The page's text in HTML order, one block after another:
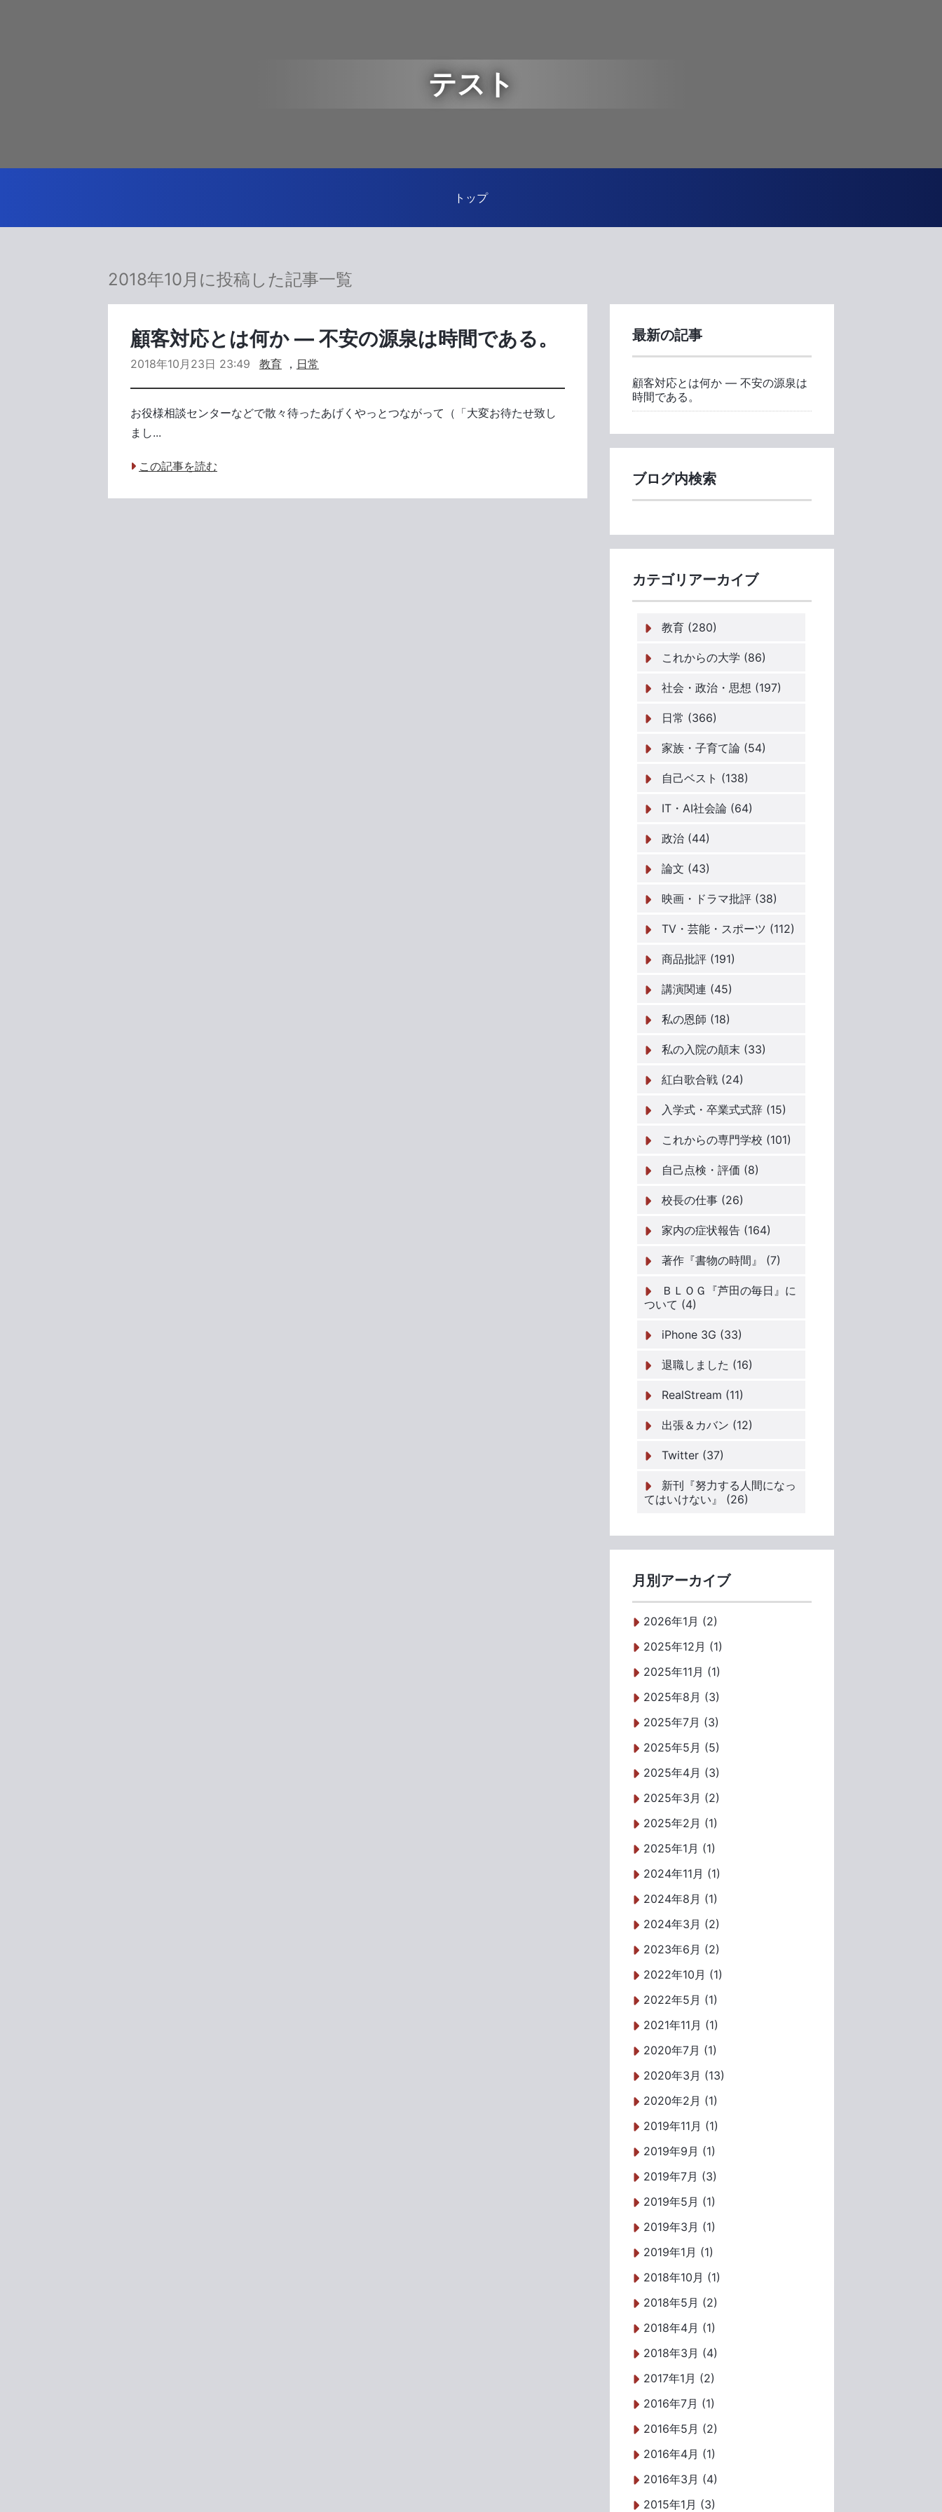
テスト
トップ
2018年10月に投稿した記事一覧
顧客対応とは何か ― 不安の源泉は時間である。
2018年10月23日 23:49 教育 ， 日常
お役様相談センターなどで散々待ったあげくやっとつながって（「大変お待たせ致し
まし...
この記事を読む
最新の記事
顧客対応とは何か ― 不安の源泉は
時間である。
ブログ内検索
カテゴリアーカイブ
教育 (280)
これからの大学 (86)
社会・政治・思想 (197)
日常 (366)
家族・子育て論 (54)
自己ベスト (138)
IT・AI社会論 (64)
政治 (44)
論文 (43)
映画・ドラマ批評 (38)
TV・芸能・スポーツ (112)
商品批評 (191)
講演関連 (45)
私の恩師 (18)
私の入院の顛末 (33)
紅白歌合戦 (24)
入学式・卒業式式辞 (15)
これからの専門学校 (101)
自己点検・評価 (8)
校長の仕事 (26)
家内の症状報告 (164)
著作『書物の時間』 (7)
ＢＬＯＧ『芦田の毎日』に
ついて (4)
iPhone 3G (33)
退職しました (16)
RealStream (11)
出張＆カバン (12)
Twitter (37)
新刊『努力する人間になっ
てはいけない』 (26)
月別アーカイブ
2026年1月 (2)
2025年12月 (1)
2025年11月 (1)
2025年8月 (3)
2025年7月 (3)
2025年5月 (5)
2025年4月 (3)
2025年3月 (2)
2025年2月 (1)
2025年1月 (1)
2024年11月 (1)
2024年8月 (1)
2024年3月 (2)
2023年6月 (2)
2022年10月 (1)
2022年5月 (1)
2021年11月 (1)
2020年7月 (1)
2020年3月 (13)
2020年2月 (1)
2019年11月 (1)
2019年9月 (1)
2019年7月 (3)
2019年5月 (1)
2019年3月 (1)
2019年1月 (1)
2018年10月 (1)
2018年5月 (2)
2018年4月 (1)
2018年3月 (4)
2017年1月 (2)
2016年7月 (1)
2016年5月 (2)
2016年4月 (1)
2016年3月 (4)
2015年1月 (3)